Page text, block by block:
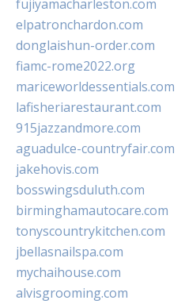
fujiyamacharleston.com
elpatronchardon.com
donglaishun-order.com
fiamc-rome2022.org
mariceworldessentials.com
lafisheriarestaurant.com
915jazzandmore.com
aguadulce-countryfair.com
jakehovis.com
bosswingsduluth.com
birminghamautocare.com
tonyscountrykitchen.com
jbellasnailspa.com
mychaihouse.com
alvisgrooming.com